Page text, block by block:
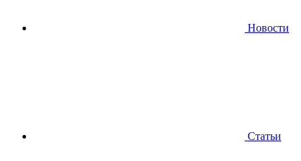
Новости
Статьи